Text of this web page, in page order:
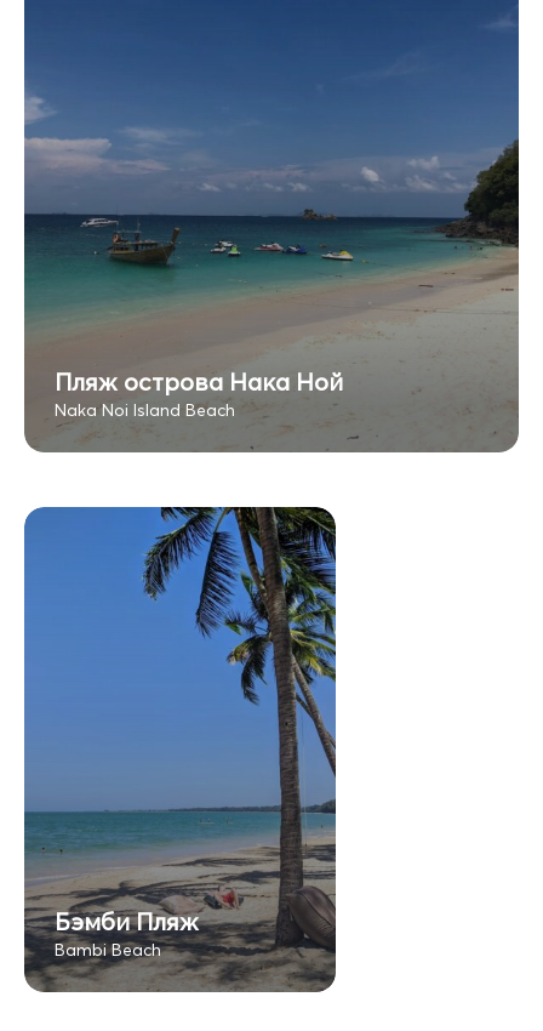
Пляж острова Нака Ной
Naka Noi Island Beach
Бэмби Пляж
Bambi Beach